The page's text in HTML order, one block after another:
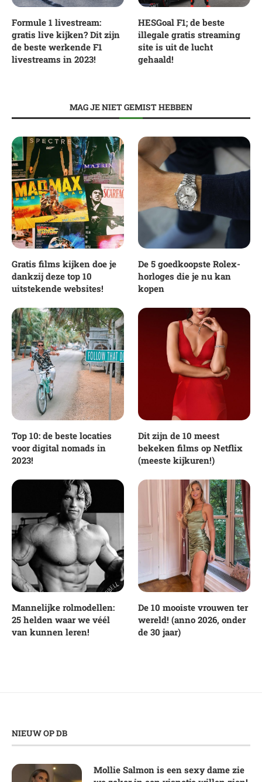
Formule 1 livestream:
gratis live kijken? Dit zijn
de beste werkende F1
livestreams in 2023!
HESGoal F1; de beste
illegale gratis streaming
site is uit de lucht
gehaald!
MAG JE NIET GEMIST HEBBEN
Gratis films kijken doe je
dankzij deze top 10
uitstekende websites!
De 5 goedkoopste Rolex-
horloges die je nu kan
kopen
Top 10: de beste locaties
voor digital nomads in
2023!
Dit zijn de 10 meest
bekeken films op Netflix
(meeste kijkuren!)
Mannelijke rolmodellen:
25 helden waar we véél
van kunnen leren!
De 10 mooiste vrouwen ter
wereld! (anno 2026, onder
de 30 jaar)
NIEUW OP DB
Mollie Salmon is een sexy dame zie